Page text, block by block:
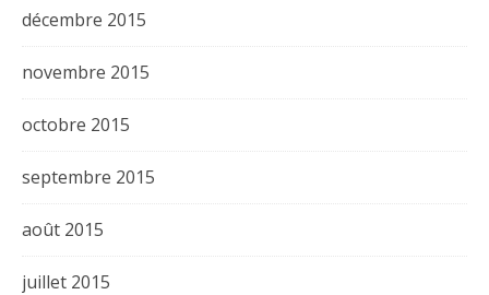
décembre 2015
novembre 2015
octobre 2015
septembre 2015
août 2015
juillet 2015